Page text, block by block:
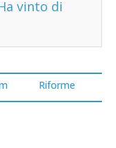
vinto di
Riforme